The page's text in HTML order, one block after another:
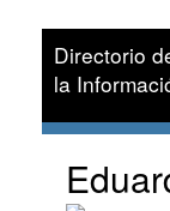
Directorio
la